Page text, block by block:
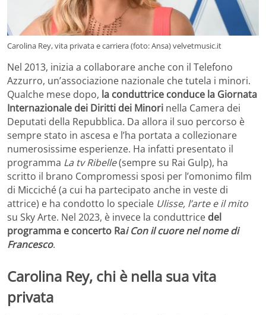
Carolina Rey, vita privata e carriera (foto: Ansa) velvetmusic.it
Nel 2013, inizia a collaborare anche con il Telefono
Azzurro, un’associazione nazionale che tutela i minori.
Qualche mese dopo, la conduttrice conduce la Giornata
Internazionale dei Diritti dei Minori nella Camera dei
Deputati della Repubblica. Da allora il suo percorso è
sempre stato in ascesa e l’ha portata a collezionare
numerosissime esperienze. Ha infatti presentato il
programma La tv Ribelle(sempre su Rai Gulp), ha
scritto il brano Compromessi sposi per l’omonimo film
di Micciché (a cui ha partecipato anche in veste di
attrice) e ha condotto lo speciale Ulisse, l’arte e il mito
su Sky Arte. Nel 2023, è invece la conduttrice del
programma e concerto Rai Con il cuore nel nome di
Francesco.
Carolina Rey, chi è nella sua vita
privata